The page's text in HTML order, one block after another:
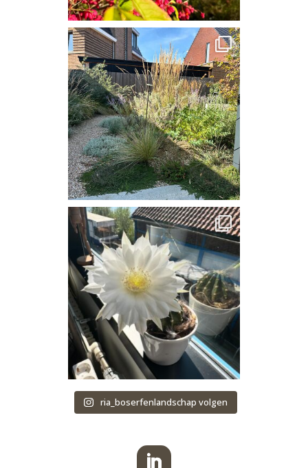
ria_boserfenlandschap volgen